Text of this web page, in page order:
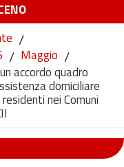
/
/ Maggio /
accordo quadro
domiciliare
nei Comuni